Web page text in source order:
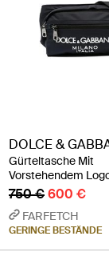
DOLCE &
Gürteltasche Mit
Vorstehendem
750 €600 €
FARFETCH
GERINGE BESTÄNDE